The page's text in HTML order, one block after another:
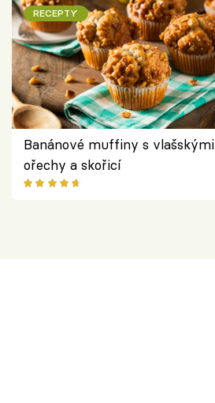
RECEPTY
Banánové muffiny s vlašskými
ořechy a skořicí